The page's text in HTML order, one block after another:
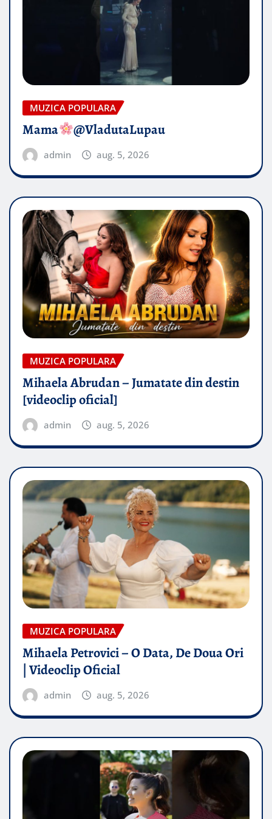
MUZICA POPULARA
Mama @VladutaLupau
admin aug. 5, 2026
MUZICA POPULARA
Mihaela Abrudan – Jumatate din destin
[videoclip oficial]
admin aug. 5, 2026
MUZICA POPULARA
Mihaela Petrovici – O Data, De Doua Ori
| Videoclip Oficial
admin aug. 5, 2026